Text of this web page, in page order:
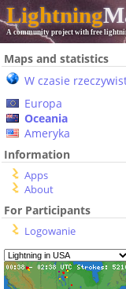
Lightning
A community project with free
Maps and statistics
W czasie
Europa
Oceania
Ameryka
Information
Apps
About
For Participants
Logowanie